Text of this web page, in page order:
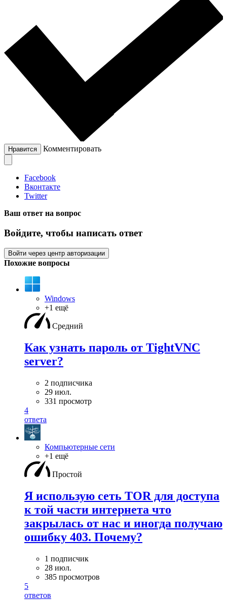
Нравится Комментировать
Facebook
Вконтакте
Twitter
Ваш ответ на вопрос
Войдите, чтобы написать ответ
Войти через центр авторизации
Похожие вопросы
Windows
+1 ещё
Средний
Как узнать пароль от TightVNC
server?
2 подписчика
29 июл.
331 просмотр
4
ответа
Компьютерные сети
+1 ещё
Простой
Я использую сеть TOR для доступа
к той части интернета что
закрылась от нас и иногда получаю
ошибку 403. Почему?
1 подписчик
28 июл.
385 просмотров
5
ответов